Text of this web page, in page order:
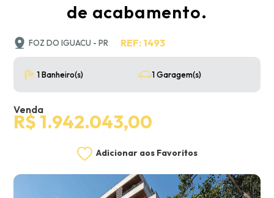
de acabamento.
FOZ DO IGUACU - PR REF: 1493
1 Banheiro(s) 1 Garagem(s)
Venda
R$ 1.942.043,00
Adicionar aos Favoritos